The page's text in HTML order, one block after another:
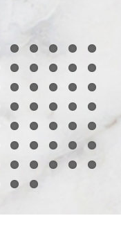
9 10 11 12 13
23 24 25 26 27
37 38 39 40 41
51 52 53 54 55
65 66 67 68 69
70
79 80 81 82 83
93 94 95 96 97
104 105